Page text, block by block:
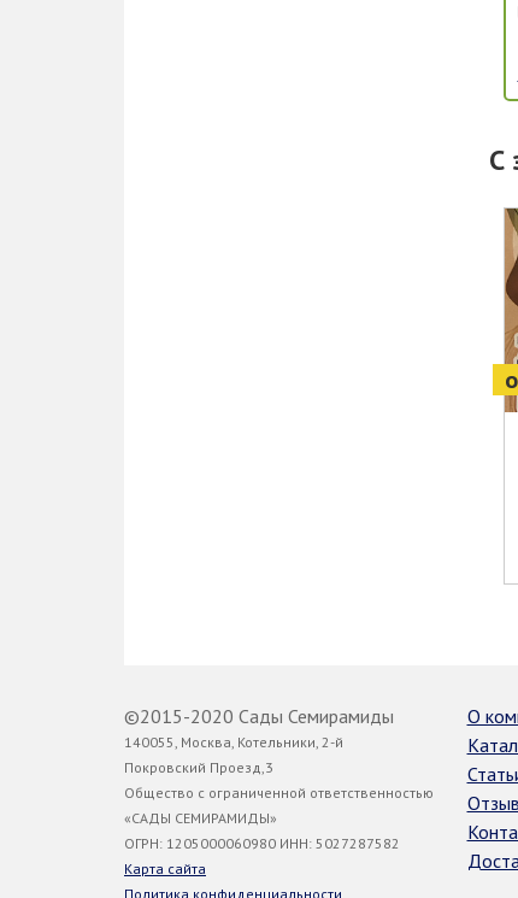
С
©2015-2020 Сады Семирамиды
140055, Москва, Котельники, 2-й
Покровский Проезд,3
Общество с ограниченной ответственностью
«САДЫ СЕМИРАМИДЫ»
ОГРН: 1205000060980 ИНН: 5027287582
Карта сайта
Политика конфиденциальности
О